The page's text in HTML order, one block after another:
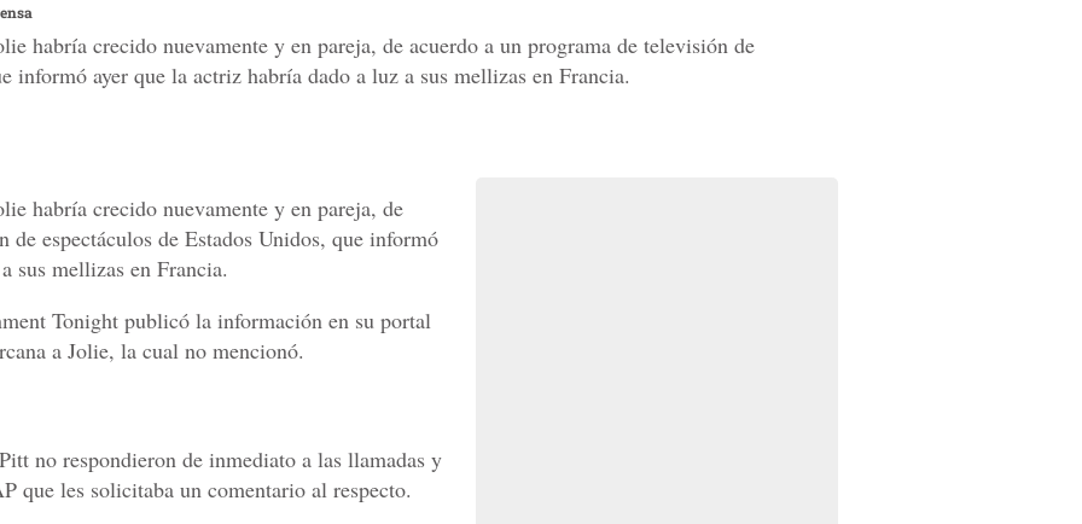
habría crecido nuevamente y en pareja, de acuerdo a un programa de televisión de
informó ayer que la actriz habría dado a luz a sus mellizas en Francia.
habría crecido nuevamente y en pareja, de
de espectáculos de Estados Unidos, que informó
sus mellizas en Francia.
Tonight publicó la información en su portal
a Jolie, la cual no mencionó.
no respondieron de inmediato a las llamadas y
que les solicitaba un comentario al respecto.